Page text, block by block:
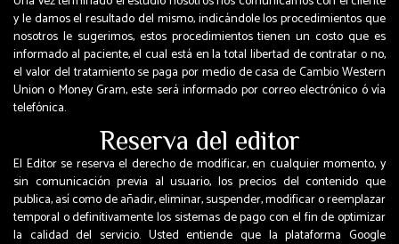
y le damos el resultado del mismo, indicándole los procedimientos que
nosotros le sugerimos, estos procedimientos tienen un costo que es
informado al paciente, el cual está en la total libertad de contratar o no,
el valor del tratamiento se paga por medio de casa de Cambio Western
Union o Money Gram, este será informado por correo electrónico ó vía
telefónica.
Reserva del editor
El Editor se reserva el derecho de modificar, en cualquier momento, y
sin comunicación previa al usuario, los precios del contenido que
publica, así como de añadir, eliminar, suspender, modificar o reemplazar
temporal o definitivamente los sistemas de pago con el fin de optimizar
la calidad del servicio. Usted entiende que la plataforma Google